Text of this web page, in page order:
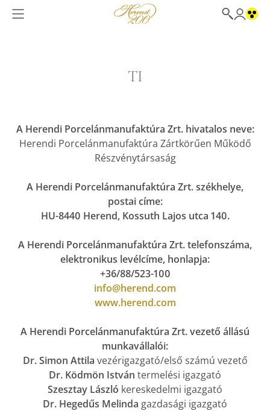
TI
A Herendi Porcelánmanufaktúra Zrt. hivatalos neve:
Herendi Porcelánmanufaktúra Zártkörűen Működő
Részvénytársaság
A Herendi Porcelánmanufaktúra Zrt. székhelye,
postai címe:
HU-8440 Herend, Kossuth Lajos utca 140.
A Herendi Porcelánmanufaktúra Zrt. telefonszáma,
elektronikus levélcíme, honlapja:
+36/88/523-100
info@herend.com
www.herend.com
A Herendi Porcelánmanufaktúra Zrt. vezető állású
munkavállalói:
Dr. Simon Attila vezérigazgató/első számú vezető
Dr. Ködmön István termelési igazgató
Szesztay László kereskedelmi igazgató
Dr. Hegedűs Melinda gazdasági igazgató